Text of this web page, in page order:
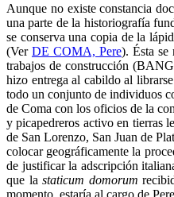
Aunque no existe constancia
una parte de la historiografía
se conserva una copia de la
(Ver DE COMA, Pere). Ésta se
trabajos de construcción
hizo entrega al cabildo al
todo un conjunto de individuos
de Coma con los oficios de la
y picapedreros activo en tierras
de San Lorenzo, San Juan de
colocar geográficamente la
de justificar la adscripción
que lastaticum domorum
momento, estaría al cargo de